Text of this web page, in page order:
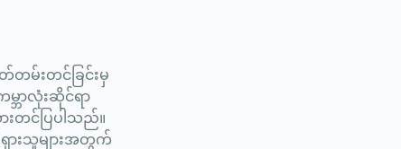
တ်တမ်းတင်ခြင်းမှ
ဘာလုံးဆိုင်ရာ
တင်ပြပါသည်။
ားသူများအတွက်